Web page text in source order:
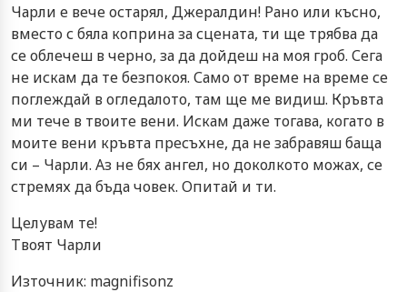
Чарли е вече остарял, Джералдин! Рано или късно,
вместо с бяла коприна за сцената, ти ще трябва да
се облечеш в черно, за да дойдеш на моя гроб. Сега
не искам да те безпокоя. Само от време на време се
поглеждай в огледалото, там ще ме видиш. Кръвта
ми тече в твоите вени. Искам даже тогава, когато в
моите вени кръвта пресъхне, да не забравяш баща
си – Чарли. Аз не бях ангел, но доколкото можах, се
стремях да бъда човек. Опитай и ти.
Целувам те!
Tвоят Чарли
Източник: magnifisonz